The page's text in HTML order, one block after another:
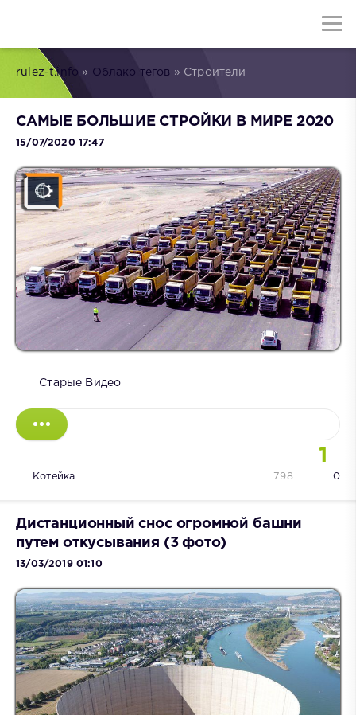
rulez-t.info » Облако тегов » Строители
САМЫЕ БОЛЬШИЕ СТРОЙКИ В МИРЕ 2020
15/07/2020 17:47
Старые Видео
1
Котейка 0
798
Дистанционный снос огромной башни
путем откусывания (3 фото)
13/03/2019 01:10